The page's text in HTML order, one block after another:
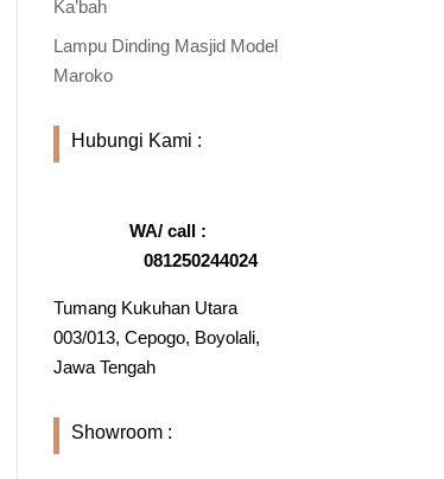
Ka’bah
Lampu Dinding Masjid Model
Maroko
Hubungi Kami :
WA/ call :
081250244024
Tumang Kukuhan Utara
003/013, Cepogo, Boyolali,
Jawa Tengah
Showroom :